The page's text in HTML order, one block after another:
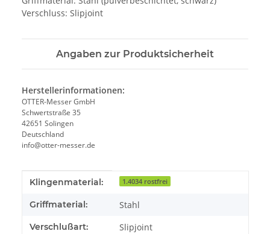
Verschluss: Slipjoint
Angaben zur Produktsicherheit
Herstellerinformationen:
OTTER-Messer GmbH
Schwertstraße 35
42651 Solingen
Deutschland
info@otter-messer.de
Produkteigenschaft
Wert
Klingenmaterial: 1.4034 rostfrei
Griffmaterial: Stahl
Verschlußart: Slipjoint